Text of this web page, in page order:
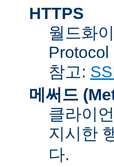
HTTPS
월드화
참고:
메써드
클라이
지시한
다.